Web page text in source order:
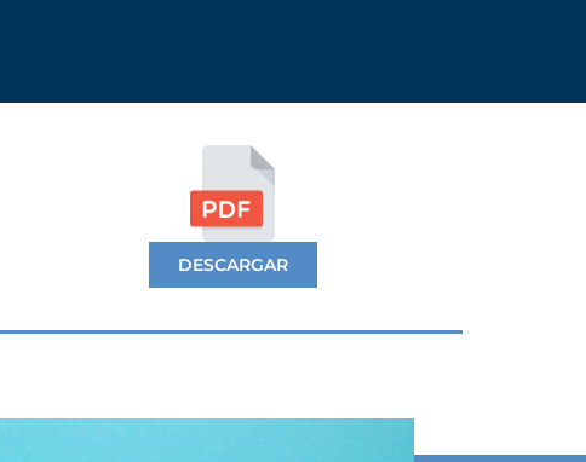
DESCARGAR